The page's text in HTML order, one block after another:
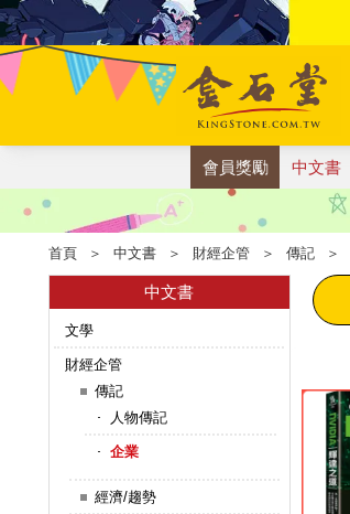
會員獎勵 中文書
首頁 ＞ 中文書 ＞ 財經企管 ＞ 傳記 ＞
中文書
文學
財經企管
傳記
人物傳記
企業
經濟/趨勢